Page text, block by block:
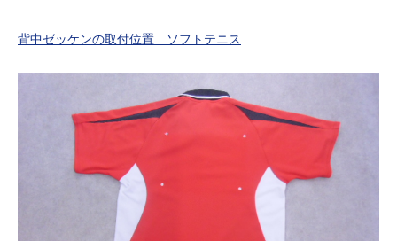
背中ゼッケンの取付位置 ソフトテニス